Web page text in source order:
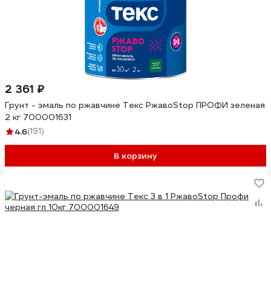
2 361 ₽
Грунт - эмаль по ржавчине Текс РжавоStop ПРОФИ зеленая
2 кг 700001631
4.6(191)
В корзину